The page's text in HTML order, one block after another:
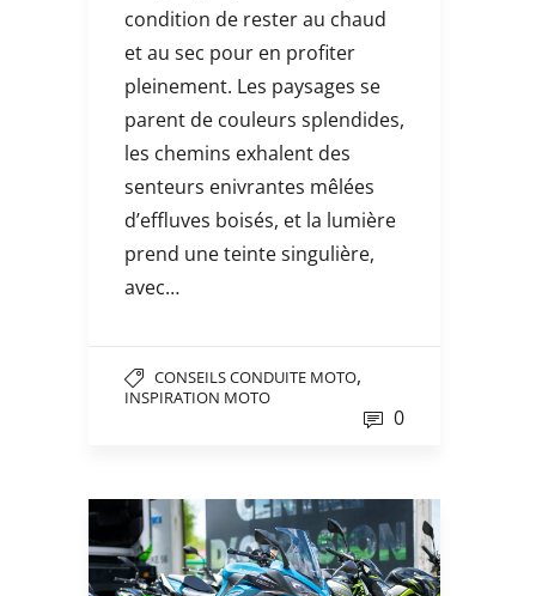
condition de rester au chaud
et au sec pour en profiter
pleinement. Les paysages se
parent de couleurs splendides,
les chemins exhalent des
senteurs enivrantes mêlées
d’effluves boisés, et la lumière
prend une teinte singulière,
avec…
CONSEILS CONDUITE MOTO,
INSPIRATION MOTO
0